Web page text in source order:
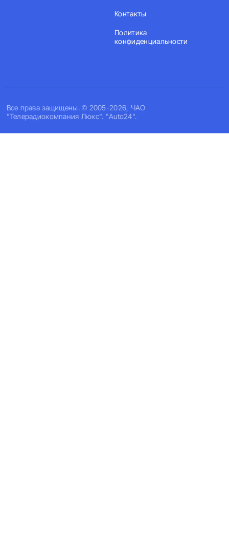
Все права защищены. © 2005-2026, ЧАО
"Телерадиокомпания Люкс". "Auto24".
Контакты
Политика
конфиденциальности